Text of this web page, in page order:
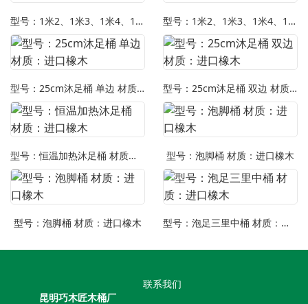
型号：1米2、1米3、1米4、1米5、宽：60-62公分 材质：香柏木 型号：1米2、1米3、1米4、1米5、宽：58-62公分 材质：红香柏木
型号：25cm沐足桶 单边 材质：进口橡木 型号：25cm沐足桶 双边 材质：进口橡木
型号：恒温加热沐足桶 材质：进口橡木 型号：泡脚桶 材质：进口橡木
型号：泡脚桶 材质：进口橡木 型号：泡足三里中桶 材质：进口橡木
联系我们
昆明巧木匠木桶厂